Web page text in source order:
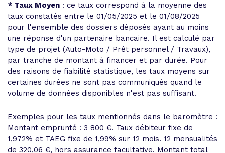
* Taux Moyen : ce taux correspond à la moyenne des
taux constatés entre le 01/05/2025 et le 01/08/2025
pour l'ensemble des dossiers déposés ayant au moins
une réponse d'un partenaire bancaire. Il est calculé par
type de projet (Auto-Moto / Prêt personnel / Travaux),
par tranche de montant à financer et par durée. Pour
des raisons de fiabilité statistique, les taux moyens sur
certaines durées ne sont pas communiqués quand le
volume de données disponibles n'est pas suffisant.
Exemples pour les taux mentionnés dans le baromètre :
Montant emprunté : 3 800 €. Taux débiteur fixe de
1,972% et TAEG fixe de 1,99% sur 12 mois. 12 mensualités
de 320,06 €, hors assurance facultative. Montant total